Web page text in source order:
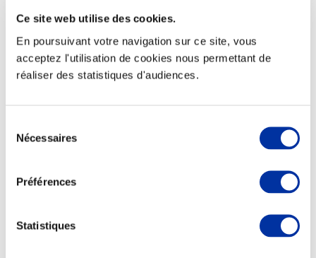
Ce site web utilise des cookies.
En poursuivant votre navigation sur ce site, vous
acceptez l'utilisation de cookies nous permettant de
réaliser des statistiques d'audiences.
Nécessaires
Préférences
Statistiques
Elevage